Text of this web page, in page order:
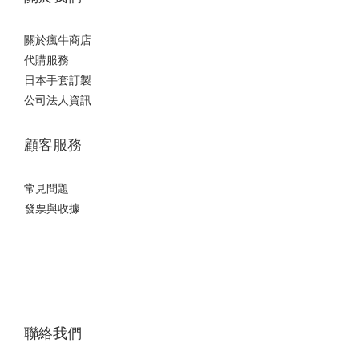
關於瘋牛商店
代購服務
日本手套訂製
公司法人資訊
顧客服務
常見問題
發票與收據
聯絡我們